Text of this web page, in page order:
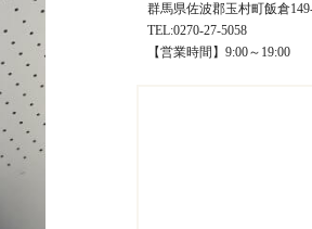
群馬県佐波郡玉村町飯倉
TEL:0270-27-5058
【営業時間】9:00～19:00